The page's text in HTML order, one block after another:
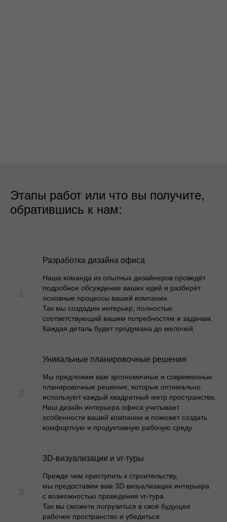
Этапы работ или что вы получите,
обратившись к нам:
Разработка дизайна офиса
Наша команда из опытных дизайнеров проведёт
подробное обсуждение ваших идей и разберёт
основные процессы вашей компании.
Так мы создадим интерьер, полностью
соответствующий вашим потребностям и задачам.
Каждая деталь будет продумана до мелочей.
Уникальные планировочные решения
Мы предложим вам эргономичные и современные
планировочные решения, которые оптимально
используют каждый квадратный метр пространства.
Наш дизайн интерьера офиса учитывает
особенности вашей компании и поможет создать
комфортную и продуктивную рабочую среду.
3D-визуализации и vr-туры
Прежде чем приступить к строительству,
мы предоставим вам 3D-визуализации интерьера
с возможностью проведения vr-тура.
Так вы сможете погрузиться в своё будущее
рабочее пространство и убедиться